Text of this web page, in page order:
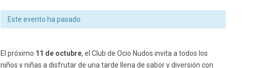
Este evento ha pasado.
El próximo 11 de octubre, el Club de Ocio Nudos invita a todos los
niños y niñas a disfrutar de una tarde llena de sabor y diversión con